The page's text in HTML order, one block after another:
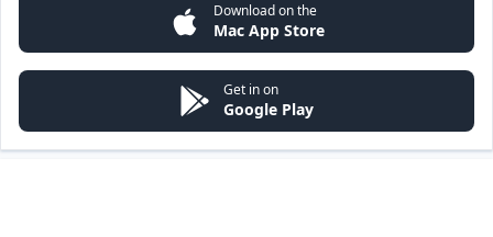
Download on the
Mac App Store
Get in on
Google Play